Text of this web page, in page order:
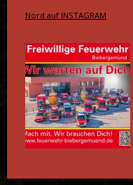
Nord auf INSTAGRAM